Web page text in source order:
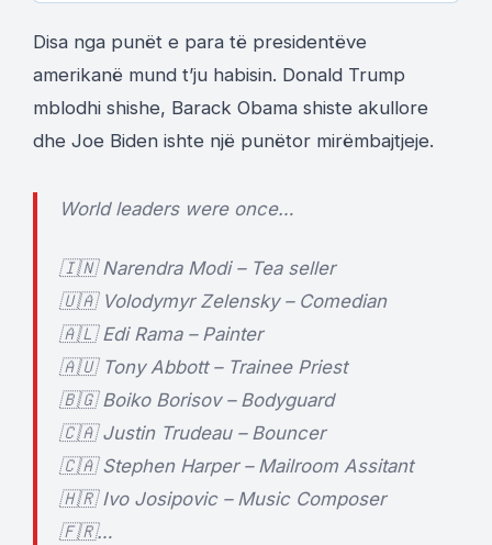
Disa nga punët e para të presidentëve
amerikanë mund t’ju habisin. Donald Trump
mblodhi shishe, Barack Obama shiste akullore
dhe Joe Biden ishte një punëtor mirëmbajtjeje.
World leaders were once…
🇮🇳 Narendra Modi – Tea seller
🇺🇦 Volodymyr Zelensky – Comedian
🇦🇱 Edi Rama – Painter
🇦🇺 Tony Abbott – Trainee Priest
🇧🇬 Boiko Borisov – Bodyguard
🇨🇦 Justin Trudeau – Bouncer
🇨🇦 Stephen Harper – Mailroom Assitant
🇭🇷 Ivo Josipovic – Music Composer
🇫🇷…